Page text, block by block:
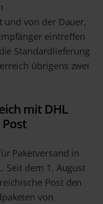
und von der Dauer,
eintreffen
Standardlieferung
übrigens zwei
mit DHL
Paketversand in
Seit dem 1. August
Post den
von